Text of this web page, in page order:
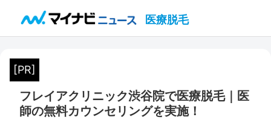
医療脱毛
[PR]
フレイアクリニック渋谷院で医療脱毛｜医
師の無料カウンセリングを実施！